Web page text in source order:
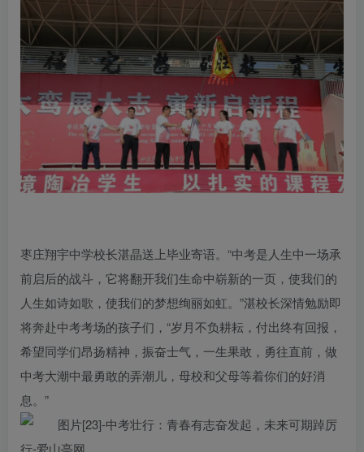
枣庄翔宇中学校长湛晶送上毕业寄语。“中考是人生中一场承
前启后的战斗，它将翻开我们生命中崭新的一页，使我们的
人生如诗如歌，使我们的梦想绚丽如虹。”湛校长深情勉励即
将奔赴中考考场的孩子们，“岁月不负耕耘，付出终有回报，
希望同学们昂扬精神，振奋士气，一生果敢，勇往直前，做
中考大潮中最勇敢的弄潮儿，母校和父母等着你们的好消
息。”